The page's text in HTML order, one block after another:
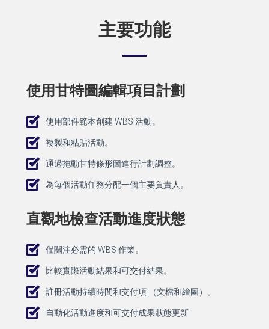
主要功能
使用甘特圖編輯項目計劃
使用部件範本創建 WBS 活動。
複製和粘貼活動。
通過拖動甘特條形圖進行計劃調整。
為每個活動任務分配一個主要負責人。
直觀地檢查活動進度狀態
僅關注必需的 WBS 作業。
比較實際活動結果和可交付結果。
註冊活動持續時間和交付項 （文檔和繪圖）。
自動化活動進度和可交付成果狀態更新